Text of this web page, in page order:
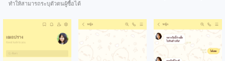
ทำให้สามารถระบุตัวตนผู้ซื้อได้